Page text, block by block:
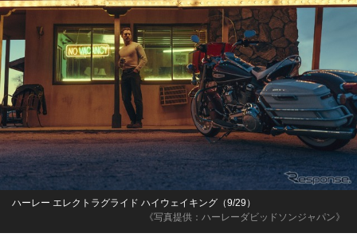
《写真提供：ハーレーダビッドソンジャパン》
ハーレー エレクトラグライド ハイウェイキング（9/29）